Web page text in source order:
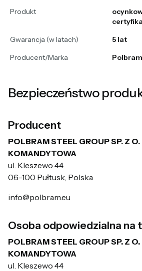
Produkt
Gwarancja (w latach)
5 lat
Producent/Marka
Polbram
Bezpieczeństwo
Producent
POLBRAM STEEL GROUP SP. Z
KOMANDYTOWA
ul. Kleszewo 44
06-100 Pułtusk, Polska
info@polbram.eu
Osoba odpowiedzialna na
POLBRAM STEEL GROUP SP. Z
KOMANDYTOWA
ul. Kleszewo 44